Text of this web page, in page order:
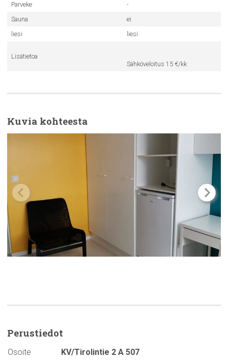
Parveke
-
Sauna
ei
liesi
liesi
Lisätietoa
Sähköveloitus 15 €/kk
Kuvia kohteesta
Perustiedot
Osoite
KV/Tirolintie 2 A 507